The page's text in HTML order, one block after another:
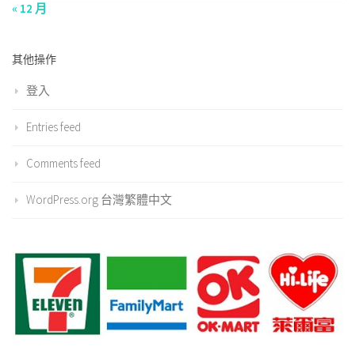
« 12 月
其他操作
登入
Entries feed
Comments feed
WordPress.org 台灣繁體中文